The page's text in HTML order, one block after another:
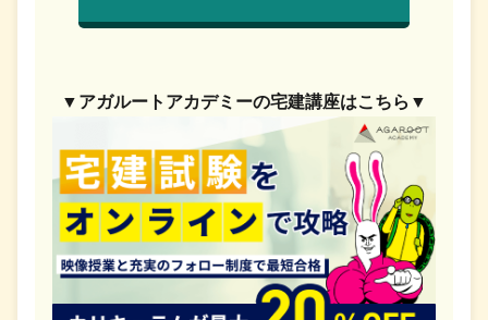
▼アガルートアカデミーの宅建講座はこちら▼